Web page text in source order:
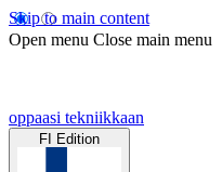
Skip to main content
Open menu Close main menu
oppaasi tekniikkaan
FI Edition